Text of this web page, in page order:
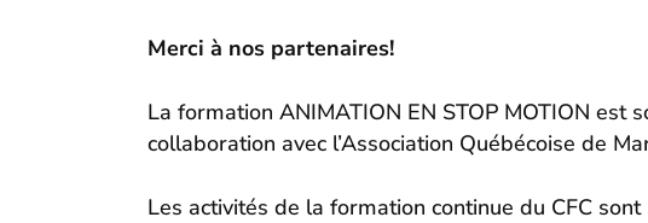
Merci à nos partenaires!
La formation ANIMATION EN STOP MOTION
collaboration avec l’Association Québécoise de
Les activités de la formation continue du CFC